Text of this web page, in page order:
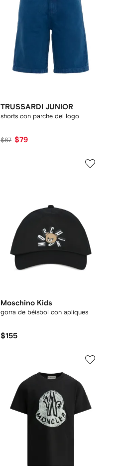
TRUSSARDI JUNIOR
shorts con parche del logo
$87 $79
Moschino Kids
gorra de béisbol con apliques
$155